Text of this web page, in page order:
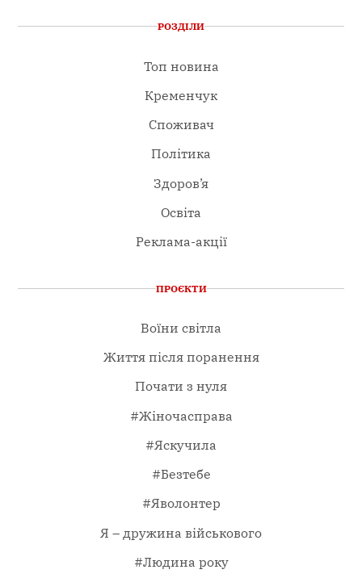
РОЗДІЛИ
Топ новина
Кременчук
Споживач
Політика
Здоров’я
Освіта
Реклама-акції
ПРОЄКТИ
Воїни світла
Життя після поранення
Почати з нуля
#Жіночасправа
#Яскучила
#Безтебе
#Яволонтер
Я – дружина військового
#Людина року